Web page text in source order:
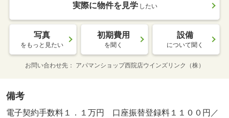
実際に物件を見学 したい
写真
をもっと見たい
初期費用
を聞く
設備
について聞く
お問い合わせ先 アパマンショップ西院店ウインズリンク（株）
備考
電子契約手数料１．１万円 口座振替登録料１１００円／